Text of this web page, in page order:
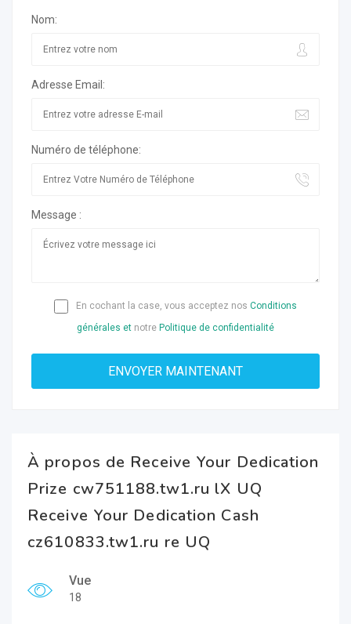
Nom:
Adresse Email:
Numéro de téléphone:
Message :
En cochant la case, vous acceptez nos Conditions
générales et notre Politique de confidentialité
À propos de Receive Your Dedication
Prize cw751188.tw1.ru lX UQ
Receive Your Dedication Cash
cz610833.tw1.ru re UQ
Vue
18